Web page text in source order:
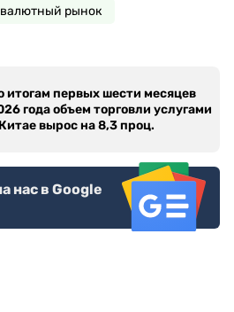
валютный рынок
итогам первых шести месяцев
года объем торговли услугами
вырос на 8,3 проц.
нас в Google